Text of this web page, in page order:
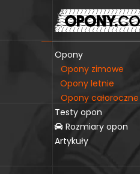
Opony
Opony zimowe
Opony letnie
Opony całoroczne
Testy opon
Rozmiary opon
Artykuły